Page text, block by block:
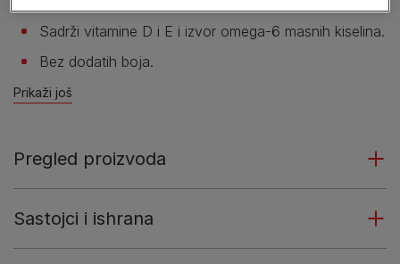
Sadrži vitamine D i E i izvor omega-6 masnih kiselina.
Bez dodatih boja.
Prikaži još
Pregled proizvoda
Sastojci i ishrana